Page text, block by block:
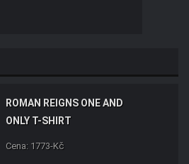
ROMAN REIGNS ONE AND
ONLY T-SHIRT
Cena: 1773-Kč